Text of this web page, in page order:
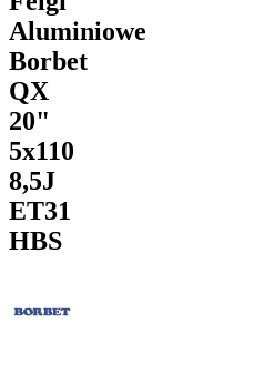
Aluminiowe
Borbet
QX
20"
5x110
8,5J
ET31
HBS